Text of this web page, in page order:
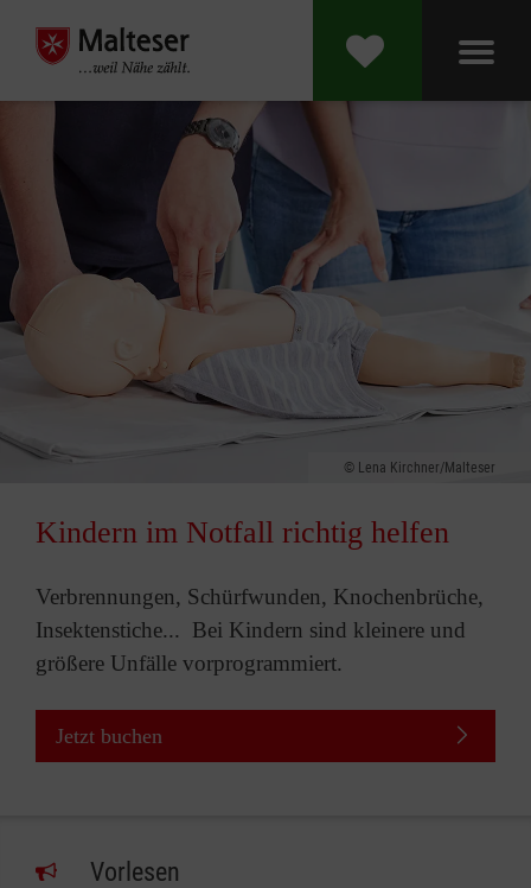
Lena Kirchner/Malteser
Kindern im Notfall richtig helfen
Verbrennungen, Schürfwunden, Knochenbrüche,
Insektenstiche... Bei Kindern sind kleinere und
größere Unfälle vorprogrammiert.
Jetzt buchen
Vorlesen